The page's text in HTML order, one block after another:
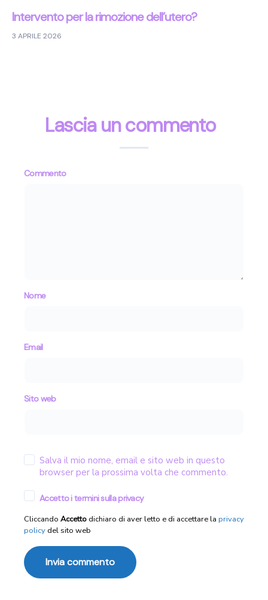
Intervento per la rimozione dell’utero?
3 APRILE 2026
Lascia un commento
Commento
Nome
Email
Sito web
Salva il mio nome, email e sito web in questo
browser per la prossima volta che commento.
Accetto i termini sulla privacy
Cliccando Accetto dichiaro di aver letto e di accettare la privacy
policy del sito web